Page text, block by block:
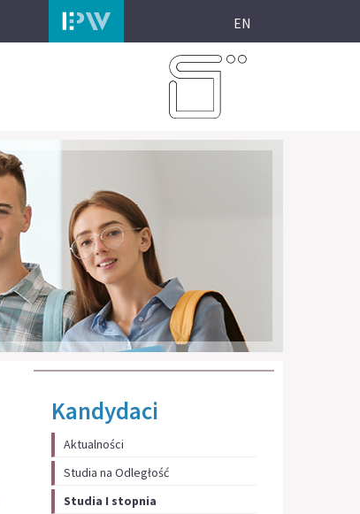
EN
Kandydaci
Aktualności
Studia na Odległość
Studia I stopnia